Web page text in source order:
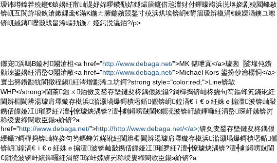
瑷讳竴鎿茬殑鐙€鎱嬶紝甯屾湜妤婂啰鐨勫姞鐩熶篃鑳借兘澶犲付鍕曚竴浜涚垎娆剧殑閵峰敭
锛屼互閬斿埌鈥滄嫰鏁戔€滿K鍦ㄤ腑鍦嬪競鍫寸殑浜烘埃锛岄€欎篃瑷辨槸涓€鍊嬫湭鐭ユ暩
锛屼絾鏄嚦灏戝畠浠嶇劧鍦ㄥ姫鍔涚灜銆?/p>
鎯宠浜嗚В鏇村闂滄柤<a href="http://www.debaga.net/">MK 鍖呭寘</a>璩囪▕娑堟伅鐨
勬湅鍙嬶紝涓嶅Θ闂滄敞<a href="http://www.debaga.net/">Michael Kors 鍙扮仯瀹樼恫</a>
寰岀簩鐨勫牨閬撴秷鎭紝涔熷彲浠ユ坊鍔?strong style="color:red;">Line锛歍
WHP</strong>閫茶鍜ㄨ銆傚叏鍫存墍鏈夋柊鍝佷綆鑷?鎶樿捣锛屾柊娆句笉鏂蜂笂鏋讹紝
閫辨棩閫辨湯璩肩墿鏇存槸浜湁灏堝爆鎶樻墸鍎儬锛岄鍠滈€ｉ€ｏ紝姝ｅ搧澶波锛屾敮
鎸佸皥娅冮璀夛紝7澶╅憭璩炴湡锛?澶╃劇鐞嗙敱閫€鎻涜波锛屽績鍕曪紝涓嶅琛屽嫊锛岃
稌绶婁締閬歌臣鍚э紒锛?a
href="http://www.debaga.net/">http://http://www.debaga.net/</a>;锛夊叏鍫存墍鏈夋柊鍝佷
綆鑷?鎶樿捣锛屾柊娆句笉鏂蜂笂鏋讹紝閫辨棩閫辨湯璩肩墿鏇存槸浜湁灏堝爆鎶樻墸鍎
锛岄鍠滈€ｉ€ｏ紝姝ｅ搧澶波锛屾敮鎸佸皥娅冮璀夛紝7澶╅憭璩炴湡锛?澶╃劇鐞嗙敱閫
€鎻涜波锛屽績鍕曪紝涓嶅琛屽嫊锛岃稌绶婁締閬歌臣鍚э紒锛?a